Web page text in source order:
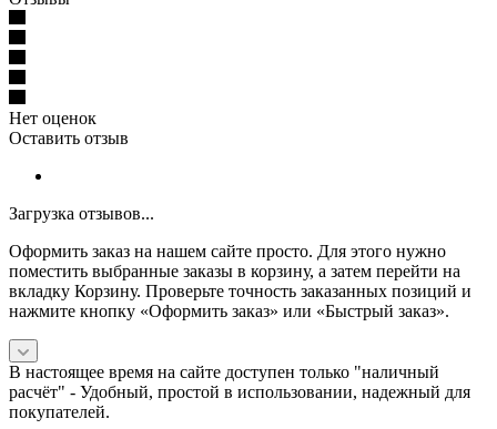
Нет оценок
Оставить отзыв
Загрузка отзывов...
Оформить заказ на нашем сайте просто. Для этого нужно
поместить выбранные заказы в корзину, а затем перейти на
вкладку Корзину. Проверьте точность заказанных позиций и
нажмите кнопку «Оформить заказ» или «Быстрый заказ».
В настоящее время на сайте доступен только "наличный
расчёт" - Удобный, простой в использовании, надежный для
покупателей.